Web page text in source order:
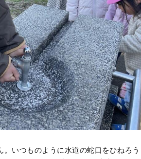
いつものように水道の蛇口をひねろ